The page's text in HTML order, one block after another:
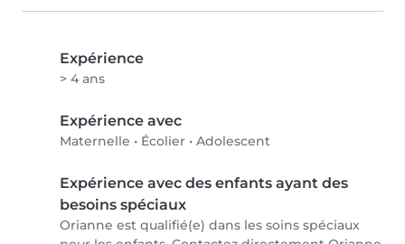
Expérience
> 4 ans
Expérience avec
Maternelle • Écolier • Adolescent
Expérience avec des enfants ayant des
besoins spéciaux
Orianne est qualifié(e) dans les soins spéciaux